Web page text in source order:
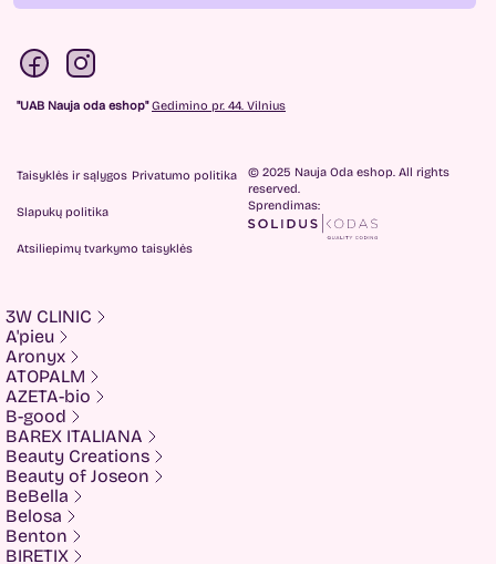
"UAB Nauja oda eshop" Gedimino pr. 44. Vilnius
Taisyklės ir sąlygos Privatumo politika
Slapukų politika
Atsiliepimų tvarkymo taisyklės
© 2025 Nauja Oda eshop. All rights
reserved.
Sprendimas:
3W CLINIC
A'pieu
Aronyx
ATOPALM
AZETA-bio
B-good
BAREX ITALIANA
Beauty Creations
Beauty of Joseon
BeBella
Belosa
Benton
BIRETIX